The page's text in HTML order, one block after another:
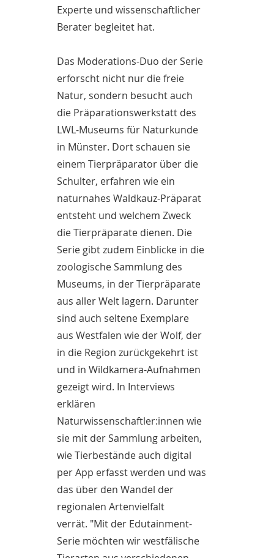
Experte und wissenschaftlicher
Berater begleitet hat.
Das Moderations-Duo der Serie
erforscht nicht nur die freie
Natur, sondern besucht auch
die Präparationswerkstatt des
LWL-Museums für Naturkunde
in Münster. Dort schauen sie
einem Tierpräparator über die
Schulter, erfahren wie ein
naturnahes Waldkauz-Präparat
entsteht und welchem Zweck
die Tierpräparate dienen. Die
Serie gibt zudem Einblicke in die
zoologische Sammlung des
Museums, in der Tierpräparate
aus aller Welt lagern. Darunter
sind auch seltene Exemplare
aus Westfalen wie der Wolf, der
in die Region zurückgekehrt ist
und in Wildkamera-Aufnahmen
gezeigt wird. In Interviews
erklären
Naturwissenschaftler:innen wie
sie mit der Sammlung arbeiten,
wie Tierbestände auch digital
per App erfasst werden und was
das über den Wandel der
regionalen Artenvielfalt
verrät. "Mit der Edutainment-
Serie möchten wir westfälische